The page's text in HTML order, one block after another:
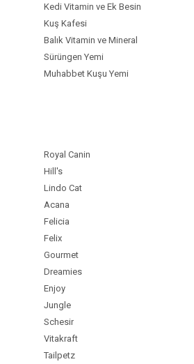
Kedi Vitamin ve Ek Besin
Kuş Kafesi
Balık Vitamin ve Mineral
Sürüngen Yemi
Muhabbet Kuşu Yemi
Royal Canin
Hill's
Lindo Cat
Acana
Felicia
Felix
Gourmet
Dreamies
Enjoy
Jungle
Schesir
Vitakraft
Tailpetz